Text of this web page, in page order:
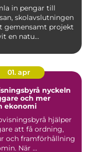
in pengar till
skolavslutningen
gemensamt projekt
en natu...
01. apr
nyckeln
och mer
ekonomi
hjälper
att få ordning,
och framförhållning
När ...